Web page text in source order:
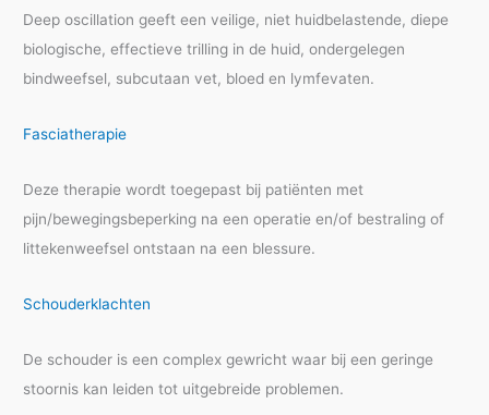
Deep oscillation geeft een veilige, niet huidbelastende, diepe
biologische, effectieve trilling in de huid, ondergelegen
bindweefsel, subcutaan vet, bloed en lymfevaten.
Fasciatherapie
Deze therapie wordt toegepast bij patiënten met
pijn/bewegingsbeperking na een operatie en/of bestraling of
littekenweefsel ontstaan na een blessure.
Schouderklachten
De schouder is een complex gewricht waar bij een geringe
stoornis kan leiden tot uitgebreide problemen.